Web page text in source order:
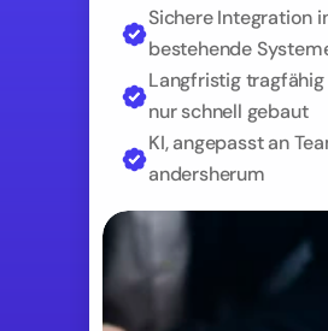
Sichere Integration
bestehende
Langfristig
nur schnell gebaut
KI, angepasst an
andersherum